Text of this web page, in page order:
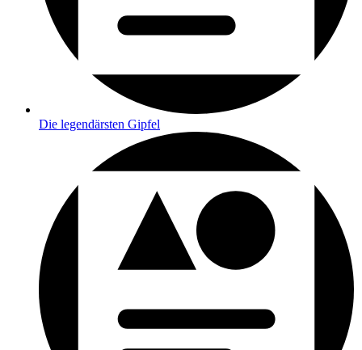
Die legendärsten Gipfel